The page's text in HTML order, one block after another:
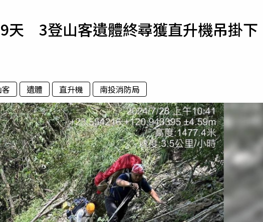
運勢
天 3登山客遺體終尋獲直升機吊掛下
遺體 直升機 南投消防局